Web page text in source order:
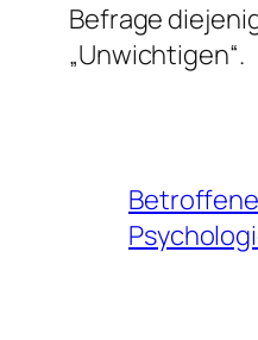
Befrage
„Unwichtigen“.